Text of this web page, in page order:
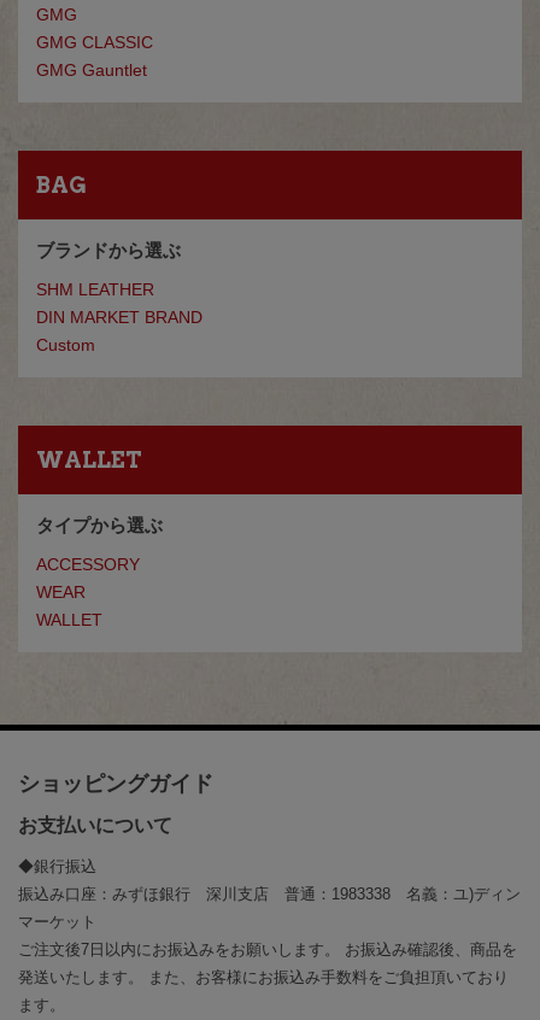
GMG
GMG CLASSIC
GMG Gauntlet
BAG
ブランドから選ぶ
SHM LEATHER
DIN MARKET BRAND
Custom
WALLET
タイプから選ぶ
ACCESSORY
WEAR
WALLET
ショッピングガイド
お支払いについて
◆銀行振込
振込み口座：みずほ銀行 深川支店 普通：1983338 名義：ユ)ディン
マーケット
ご注文後7日以内にお振込みをお願いします。 お振込み確認後、商品を
発送いたします。 また、お客様にお振込み手数料をご負担頂いており
ます。